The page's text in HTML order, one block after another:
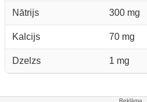
Nātrijs 300 mg
Kalcijs 70 mg
Dzelzs 1 mg
Reklāma